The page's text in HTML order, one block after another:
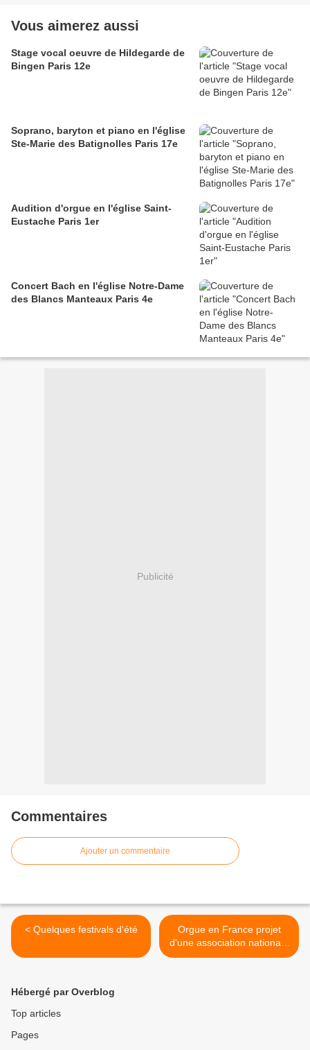
Vous aimerez aussi
Stage vocal oeuvre de Hildegarde de
Bingen Paris 12e
Soprano, baryton et piano en l'église
Ste-Marie des Batignolles Paris 17e
Audition d'orgue en l'église Saint-
Eustache Paris 1er
Concert Bach en l'église Notre-Dame
des Blancs Manteaux Paris 4e
Publicité
Commentaires
Ajouter un commentaire
< Quelques festivals d'été
Orgue en France projet
d'une association nationale
>
Hébergé par Overblog
Top articles
Pages